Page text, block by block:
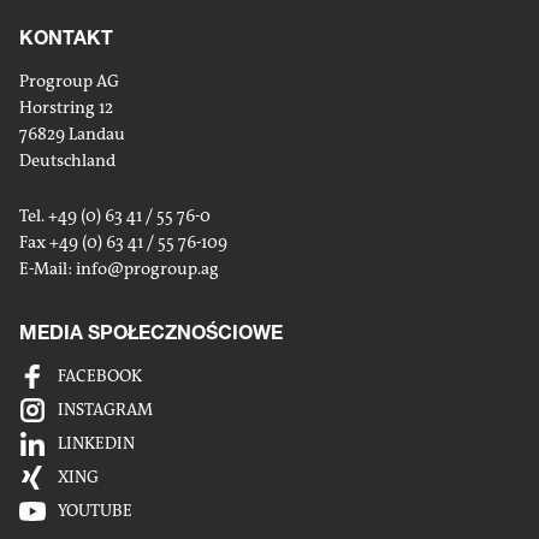
KONTAKT
Progroup AG
Horstring 12
76829 Landau
Deutschland
Tel. +49 (0) 63 41 / 55 76-0
Fax +49 (0) 63 41 / 55 76-109
E-Mail: info@progroup.ag
MEDIA SPOŁECZNOŚCIOWE
FACEBOOK
INSTAGRAM
LINKEDIN
XING
YOUTUBE